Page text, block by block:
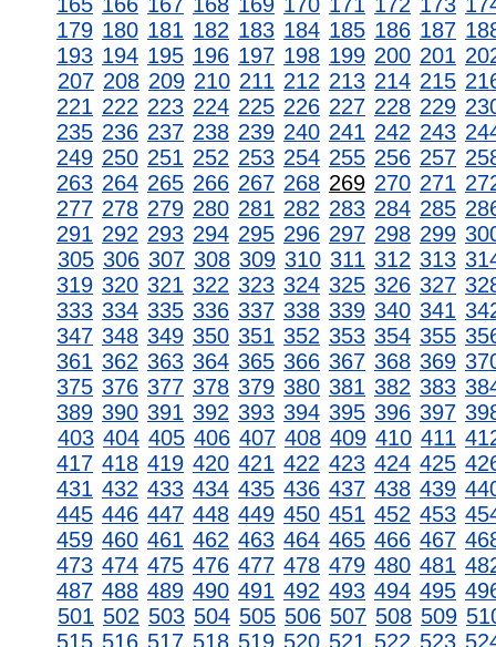
179 180 181 182 183 184 185 186 187
193 194 195 196 197 198 199 200 201
207 208 209 210 211 212 213 214 215
221 222 223 224 225 226 227 228 229
235 236 237 238 239 240 241 242 243
249 250 251 252 253 254 255 256 257
263 264 265 266 267 268 269 270 271
277 278 279 280 281 282 283 284 285
291 292 293 294 295 296 297 298 299
305 306 307 308 309 310 311 312 313
319 320 321 322 323 324 325 326 327
333 334 335 336 337 338 339 340 341
347 348 349 350 351 352 353 354 355
361 362 363 364 365 366 367 368 369
375 376 377 378 379 380 381 382 383
389 390 391 392 393 394 395 396 397
403 404 405 406 407 408 409 410 411
417 418 419 420 421 422 423 424 425
431 432 433 434 435 436 437 438 439
445 446 447 448 449 450 451 452 453
459 460 461 462 463 464 465 466 467
473 474 475 476 477 478 479 480 481
487 488 489 490 491 492 493 494 495
501 502 503 504 505 506 507 508 509
515 516 517 518 519 520 521 522 523